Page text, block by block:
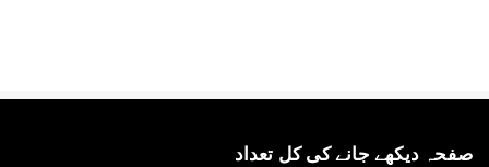
صفحہ دیکھے جانے کی کل تعداد